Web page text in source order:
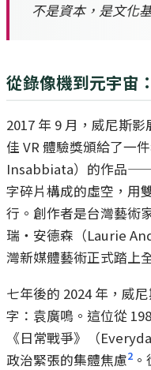
不是資本，是文化
從錄像機到元宇宙
2017 年 9 月，威尼斯
佳 VR 體驗獎頒給了一
Insabbiata）的作品
字碎片構成的虛空，用
行。創作者是台灣藝術
瑞・安德森（Laurie
灣新媒體藝術正式踏上
七年後的 2024 年，威
字：袁廣鳴。這位從
《日常戰爭》（
政治緊張的集體焦慮2